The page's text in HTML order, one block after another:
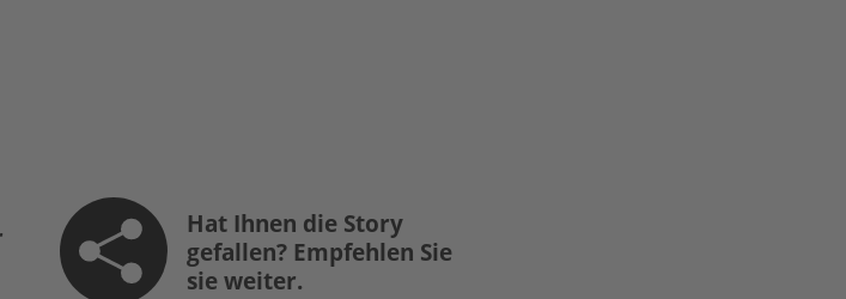
Hat Ihnen die Story
gefallen? Empfehlen Sie
sie weiter.